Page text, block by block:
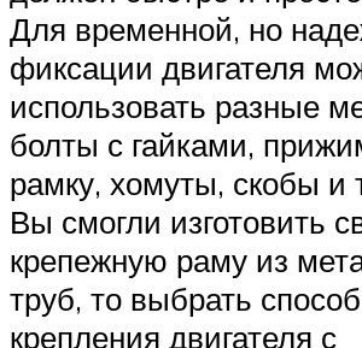
Для временной, но
фиксации двигателя
использовать разные
болты с гайками,
рамку, хомуты, скобы и
Вы смогли изготовить
крепежную раму из
труб, то выбрать
крепления двигателя с